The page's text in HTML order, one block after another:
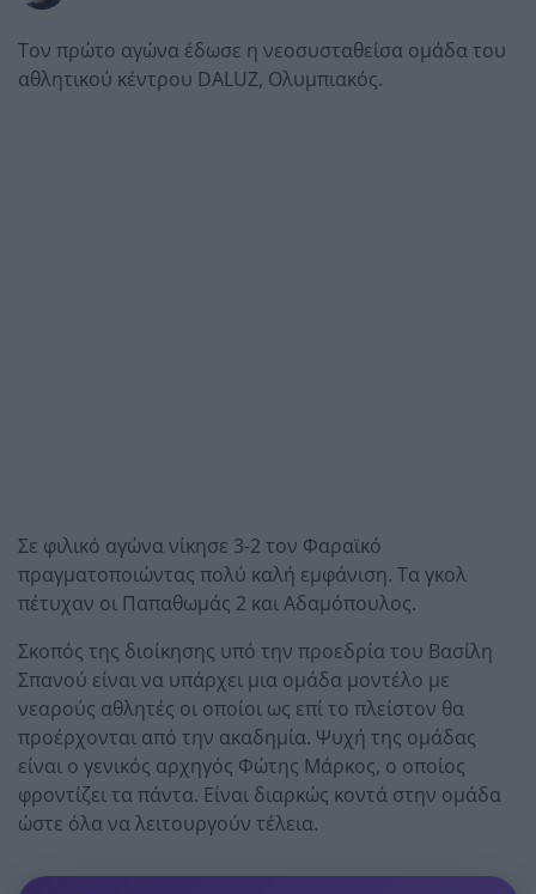
Τον πρώτο αγώνα έδωσε η νεοσυσταθείσα ομάδα του
αθλητικού κέντρου DALUZ, Ολυμπιακός.
Σε φιλικό αγώνα νίκησε 3-2 τον Φαραϊκό
πραγματοποιώντας πολύ καλή εμφάνιση. Τα γκολ
πέτυχαν οι Παπαθωμάς 2 και Αδαμόπουλος.
Σκοπός της διοίκησης υπό την προεδρία του Βασίλη
Σπανού είναι να υπάρχει μια ομάδα μοντέλο με
νεαρούς αθλητές οι οποίοι ως επί το πλείστον θα
προέρχονται από την ακαδημία. Ψυχή της ομάδας
είναι ο γενικός αρχηγός Φώτης Μάρκος, ο οποίος
φροντίζει τα πάντα. Είναι διαρκώς κοντά στην ομάδα
ώστε όλα να λειτουργούν τέλεια.